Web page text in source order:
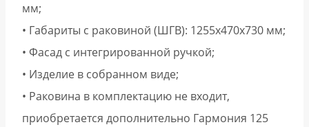
мм;
• Габариты с раковиной (ШГВ): 1255х470х730 мм;
• Фасад с интегрированной ручкой;
• Изделие в собранном виде;
• Раковина в комплектацию не входит,
приобретается дополнительно Гармония 125